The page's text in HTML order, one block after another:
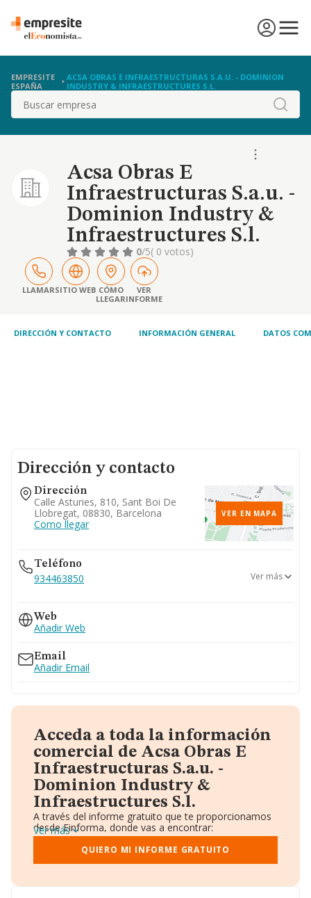
EMPRESITE
ESPAÑA
ACSA OBRAS E INFRAESTRUCTURAS S.A.U. - DOMINION
INDUSTRY & INFRAESTRUCTURES S.L.
Buscar
Acsa Obras E
Infraestructuras S.a.u. -
Dominion Industry &
Infraestructures S.l.
0/5( 0 votos)
LLAMARSITIO WEB CÓMO
LLEGAR
VER
INFORME
DIRECCIÓN Y CONTACTO INFORMACIÓN GENERAL DATOS
Dirección y contacto
Dirección
Calle Asturies, 810, Sant Boi De
Llobregat, 08830, Barcelona
Como llegar
VER EN MAPA
Teléfono
934463850
673...
Ver teléfono 673...
Ver más
Web
Añadir Web
Email
Añadir Email
Acceda a toda la información
comercial de Acsa Obras E
Infraestructuras S.a.u. -
Dominion Industry &
Infraestructures S.l.
A través del informe gratuito que te proporcionamos
desde Einforma, donde vas a encontrar:
Datos identificativos: Denominación, CIF,
Teléfono, Domicilio.
Informe Mercantil Completo (BORME).
Ver más
QUIERO MI INFORME GRATUITO